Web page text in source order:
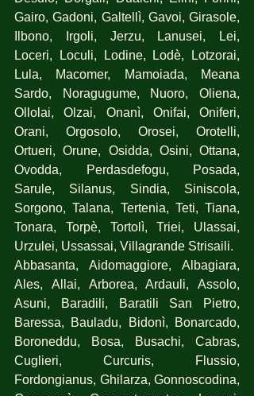
Gairo, Gadoni, Galtellì, Gavoi, Girasole,
Ilbono, Irgoli, Jerzu, Lanusei, Lei,
Loceri, Loculi, Lodine, Lodè, Lotzorai,
Lula, Macomer, Mamoiada, Meana
Sardo, Noragugume, Nuoro, Oliena,
Ollolai, Olzai, Onanì, Onifai, Oniferi,
Orani, Orgosolo, Orosei, Orotelli,
Ortueri, Orune, Osidda, Osini, Ottana,
Ovodda, Perdasdefogu, Posada,
Sarule, Silanus, Sindia, Siniscola,
Sorgono, Talana, Tertenia, Teti, Tiana,
Tonara, Torpè, Tortolì, Triei, Ulassai,
Urzulei, Ussassai, Villagrande Strisaili.
Abbasanta, Aidomaggiore, Albagiara,
Ales, Allai, Arborea, Ardauli, Assolo,
Asuni, Baradili, Baratili San Pietro,
Baressa, Bauladu, Bidonì, Bonarcado,
Boroneddu, Bosa, Busachi, Cabras,
Cuglieri, Curcuris, Flussio,
Fordongianus, Ghilarza, Gonnoscodina,